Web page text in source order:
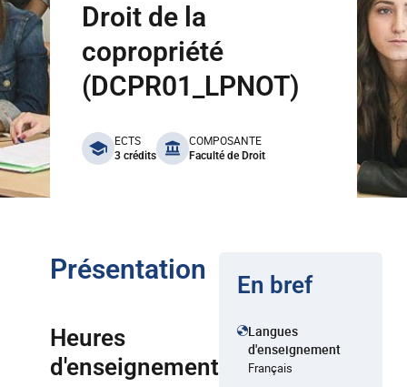
Droit de la
copropriété
(DCPR01_LPNOT)
benefits
ECTS
3 crédits
COMPOSANTE
Faculté de Droit
Présentation
Heures
d'enseignement
En bref
Langues
d'enseignement
Français